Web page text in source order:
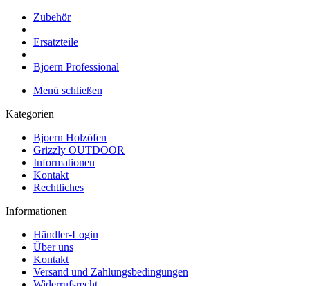
Zubehör
Ersatzteile
Bjoern Professional
Menü schließen
Kategorien
Bjoern Holzöfen
Grizzly OUTDOOR
Informationen
Kontakt
Rechtliches
Informationen
Händler-Login
Über uns
Kontakt
Versand und Zahlungsbedingungen